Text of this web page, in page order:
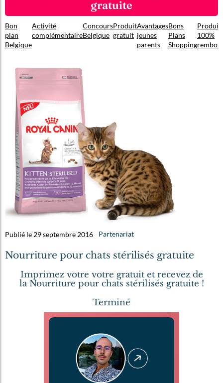
gratuite
Bon
plan
Belgique
Activité
complémentaire
Concours
Belgique
Produit
gratuit
Avantages
jeunes
parents
Bons
Plans
Shopping
Produit
100%
Publié le 29 septembre 2016 Partenariat
Nourriture pour chats stérilisés gratuite
Imprimez votre votre gratuit et recevez de
la Nourriture pour chats stérilisés gratuite !
Terminé